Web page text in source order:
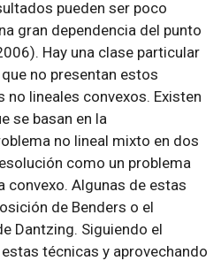
pueden ser poco
gran dependencia del punto
Hay una clase particular
no presentan estos
lineales convexos. Existen
se basan en la
no lineal mixto en dos
como un problema
convexo. Algunas de estas
de Benders o el
Dantzing. Siguiendo el
técnicas y aprovechando